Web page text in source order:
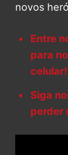
novos
Entre
para
celular!
Siga
perder